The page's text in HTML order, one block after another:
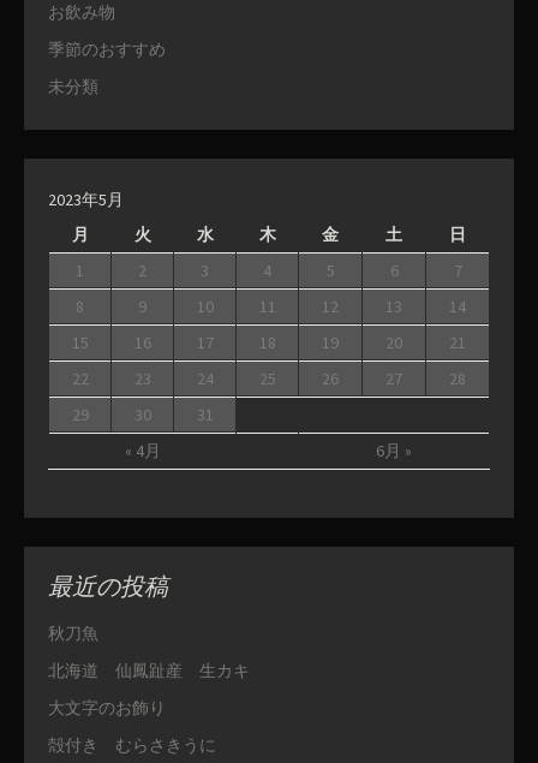
お飲み物
季節のおすすめ
未分類
2023年5月
月
火 水 木 金 土 日
« 4月 6月 »
1 2 3 4 5 6
7
8
9 10 11 12 13
14
15
16 17 18 19 20
21
22
23 24 25 26 27
28
29
30 31
最近の投稿
秋刀魚
北海道 仙鳳趾産 生カキ
大文字のお飾り
殻付き むらさきうに